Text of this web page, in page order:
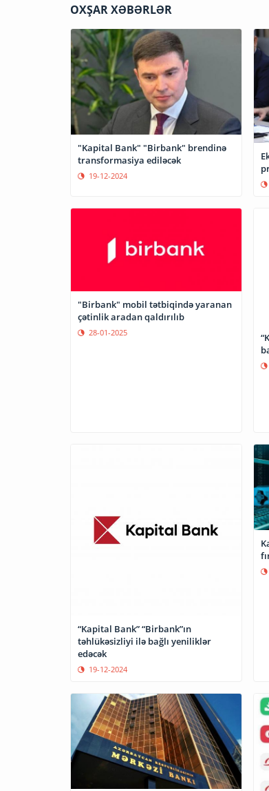
OXŞAR XƏBƏRLƏR
"Kapital Bank" "Birbank" brendinə
transformasiya ediləcək
19-12-2024
"Birbank" mobil tətbiqində yaranan
çətinlik aradan qaldırılıb
28-01-2025
“Kapital Bank” “Birbank”ın
təhlükəsizliyi ilə bağlı yeniliklər
edəcək
19-12-2024